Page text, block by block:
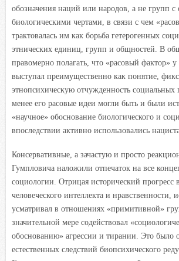
обозначения наций или народов, а не групп
биологическими чертами, в связи с чем
трактовалась им как борьба гетерогенных
этнических единиц, групп и общностей. В
правомерно полагать, что «расовый фактор»
выступал преимущественно как понятие,
этнопсихическую отчужденность
менее его расовые идеи могли быть и были
«научное» обоснование биологического и
впоследствии активно использовались
Консервативные, а зачастую и просто
Гумпловича наложили отпечаток на все
социологии. Отрицая исторический прогресс
человеческого интеллекта и нравственности,
усматривал в отношениях «примитивной»
значительной мере содействовал
обоснованию» агрессии и тирании. Это было
естественных следствий биопсихического